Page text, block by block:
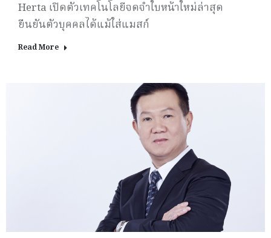
Herta เปิดตัวเทคโนโลยีจดจำใบหน้าใหม่ล่าสุด
ยืนยันตัวบุคคลได้แม้ใส่แมสก์
Read More